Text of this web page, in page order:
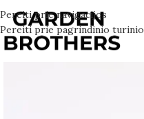
Pereiti prie navigacijos
Pereiti prie pagrindinio turinio